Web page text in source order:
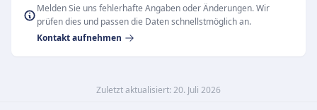
Melden Sie uns fehlerhafte Angaben oder Änderungen. Wir
prüfen dies und passen die Daten schnellstmöglich an.
Kontakt aufnehmen
Zuletzt aktualisiert: 20. Juli 2026